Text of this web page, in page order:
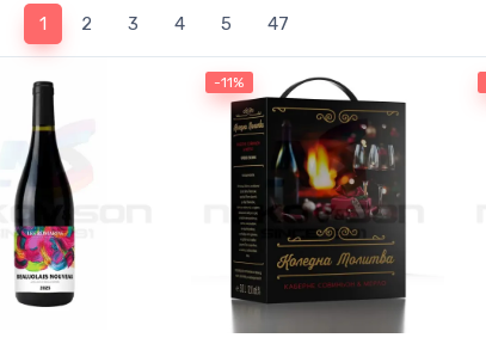
1(current)
2 3 4 5 47
-11%